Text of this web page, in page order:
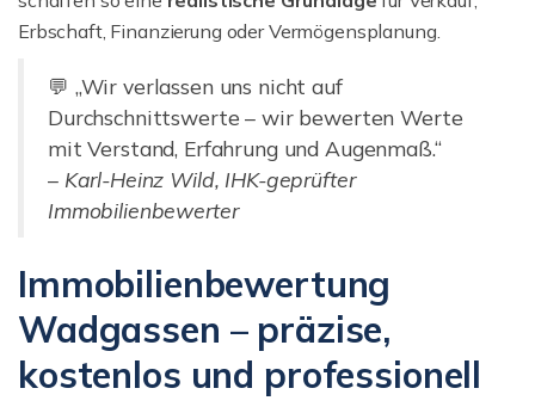
Erbschaft, Finanzierung oder Vermögensplanung.
💬 „Wir verlassen uns nicht auf
Durchschnittswerte – wir bewerten Werte
mit Verstand, Erfahrung und Augenmaß.“
– Karl-Heinz Wild, IHK-geprüfter
Immobilienbewerter
Immobilienbewertung
Wadgassen – präzise,
kostenlos und professionell